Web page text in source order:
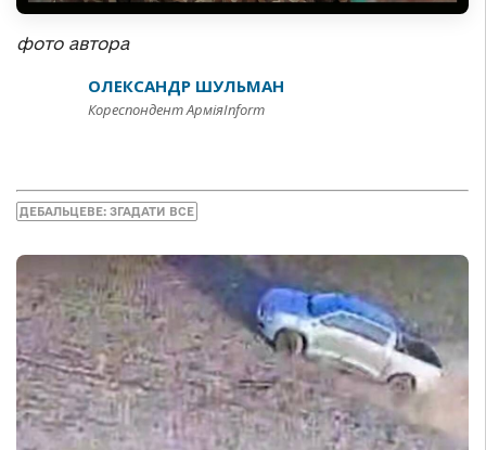
фото автора
ОЛЕКСАНДР ШУЛЬМАН
Кореспондент АрміяInform
ДЕБАЛЬЦЕВЕ: ЗГАДАТИ ВСЕ